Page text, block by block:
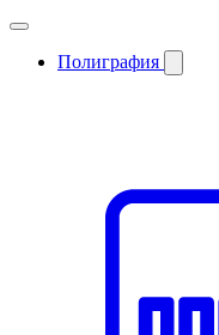
Полиграфия